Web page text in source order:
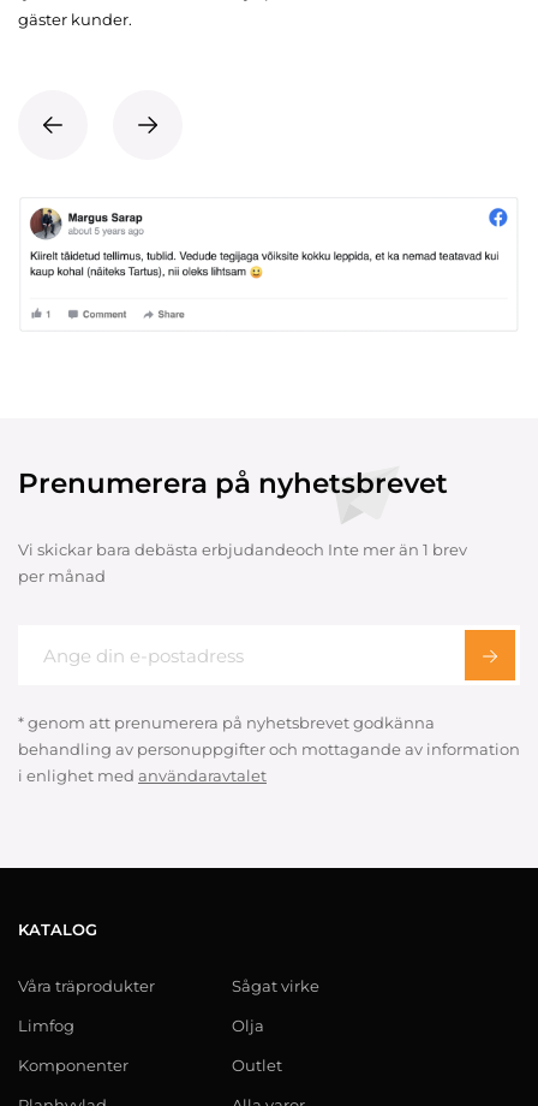
gäster kunder.
Prenumerera på nyhetsbrevet
Vi skickar bara debästa erbjudandeoch Inte mer än 1 brev
per månad
* genom att prenumerera på nyhetsbrevet godkänna
behandling av personuppgifter och mottagande av information
i enlighet med användaravtalet
KATALOG
Våra träprodukter
Limfog
Komponenter
Sågat virke
Olja
Outlet